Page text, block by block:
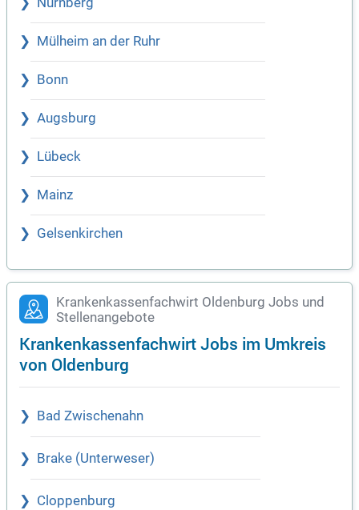
Nürnberg
Mülheim an der Ruhr
Bonn
Augsburg
Lübeck
Mainz
Gelsenkirchen
Krankenkassenfachwirt Oldenburg Jobs und
Stellenangebote
Krankenkassenfachwirt Jobs im Umkreis
von Oldenburg
Bad Zwischenahn
Brake (Unterweser)
Cloppenburg